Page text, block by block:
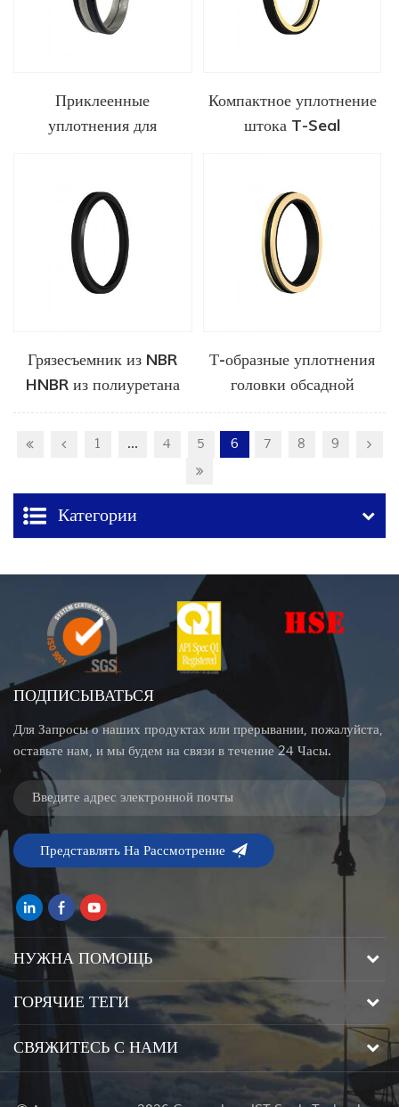
Приклеенные
уплотнения для
Компактное уплотнение
штока T-Seal
Грязесъемник из NBR
HNBR из полиуретана
Т-образные уплотнения
головки обсадной
колонны API6A
1 ... 4 5 6 7 8 9
Категории
ПОДПИСЫВАТЬСЯ
Для Запросы о наших продуктах или прерывании, пожалуйста,
оставьте нам, и мы будем на связи в течение 24 Часы.
НУЖНА ПОМОЩЬ
ГОРЯЧИЕ ТЕГИ
СВЯЖИТЕСЬ С НАМИ